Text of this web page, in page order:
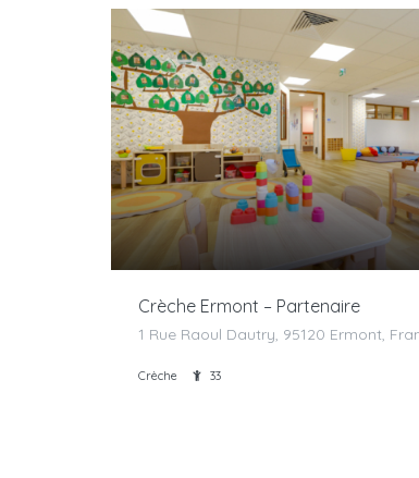
Crèche Ermont – Partenaire
1 Rue Raoul Dautry, 95120 Ermont,
Crèche 33